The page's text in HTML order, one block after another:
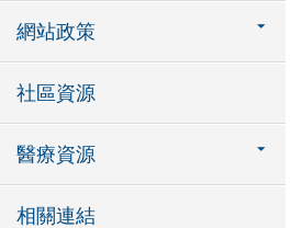
網站政策
社區資源
醫療資源
相關連結